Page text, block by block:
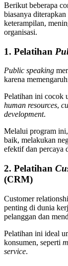
Berikut beberapa
biasanya
keterampilan,
organisasi.
1. Pelatihan
Public speaking
karena
Pelatihan ini cocok
human resources,
development.
Melalui program
baik, melakukan
efektif dan percaya
2. Pelatihan
(CRM)
Customer
penting di dunia
pelanggan dan
Pelatihan ini ideal
konsumen, seperti
service.